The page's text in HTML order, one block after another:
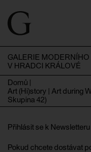
GALERIE MODERNÍHO
V HRADCI KRÁLOVÉ
Domů |
Art (Hi)story | Art during
Skupina 42)
Přihlásit se k Newsletteru
Pokud chcete dostávat